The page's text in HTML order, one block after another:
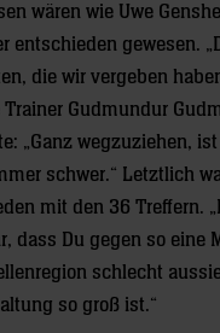
wären wie Uwe
entschieden gewesen.
die wir vergeben
Trainer Gudmundur
„Ganz wegzuziehen,
schwer.“ Letztlich
mit den 36 Treffern.
dass Du gegen so eine
schlecht
so groß ist.“